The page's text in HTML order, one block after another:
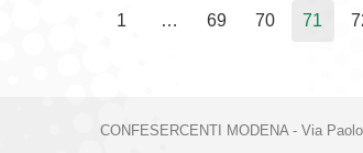
1 … 69 70 71
CONFESERCENTI MODENA - Via